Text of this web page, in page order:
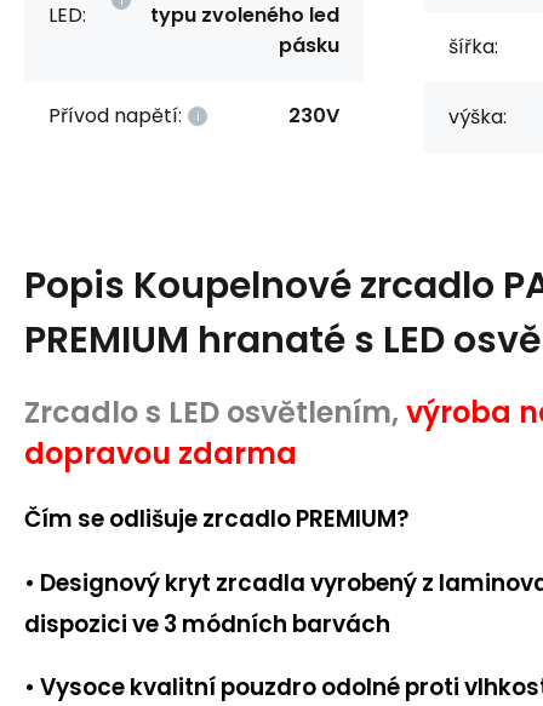
LED:
typu zvoleného led
pásku
Přívod napětí: 230V
šířka:
výška:
Popis Koupelnové zrcadlo
PREMIUM hranaté s LED
Zrcadlo s LED osvětlením, výroba
dopravou zdarma
Čím se odlišuje zrcadlo PREMIUM?
• Designový kryt zrcadla vyrobený z
dispozici ve 3 módních barvách
• Vysoce kvalitní pouzdro odolné proti